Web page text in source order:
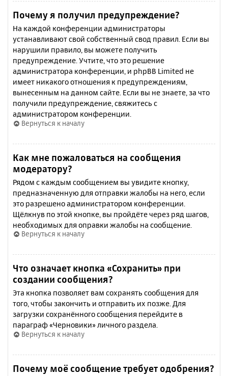
Почему я получил предупреждение?
На каждой конференции администраторы
устанавливают свой собственный свод правил. Если вы
нарушили правило, вы можете получить
предупреждение. Учтите, что это решение
администратора конференции, и phpBB Limited не
имеет никакого отношения к предупреждениям,
вынесенным на данном сайте. Если вы не знаете, за что
получили предупреждение, свяжитесь с
администратором конференции.
Вернуться к началу
Как мне пожаловаться на сообщения
модератору?
Рядом с каждым сообщением вы увидите кнопку,
предназначенную для отправки жалобы на него, если
это разрешено администратором конференции.
Щёлкнув по этой кнопке, вы пройдёте через ряд шагов,
необходимых для оправки жалобы на сообщение.
Вернуться к началу
Что означает кнопка «Сохранить» при
создании сообщения?
Эта кнопка позволяет вам сохранять сообщения для
того, чтобы закончить и отправить их позже. Для
загрузки сохранённого сообщения перейдите в
параграф «Черновики» личного раздела.
Вернуться к началу
Почему моё сообщение требует одобрения?